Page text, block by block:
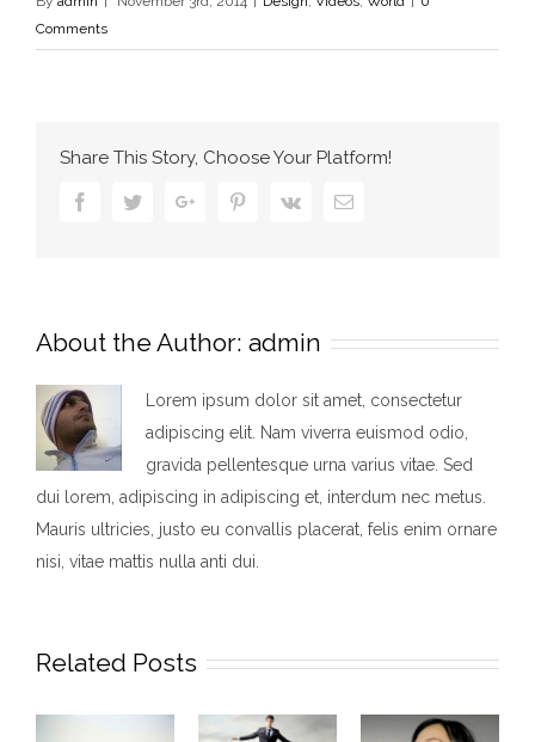
Comments
Share This Story, Choose Your Platform!
FacebookTwitterGoogle+ PinterestVk Email
About the Author: admin
Lorem ipsum dolor sit amet, consectetur
adipiscing elit. Nam viverra euismod odio,
gravida pellentesque urna varius vitae. Sed
dui lorem, adipiscing in adipiscing et, interdum nec metus.
Mauris ultricies, justo eu convallis placerat, felis enim ornare
nisi, vitae mattis nulla anti dui.
Related Posts